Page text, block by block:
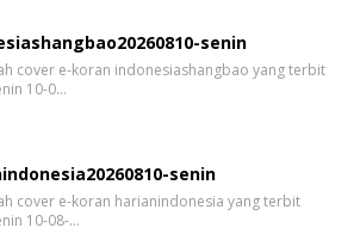
senin
cover e-koran indonesiashangbao yang terbit
10-0…
senin
cover e-koran harianindonesia yang terbit
10-08-…